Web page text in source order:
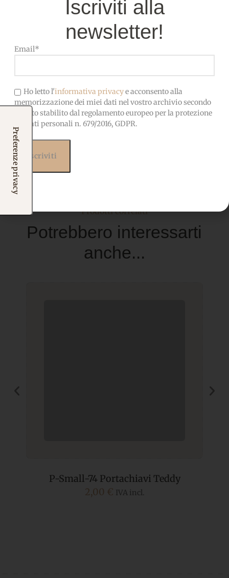
COMPOSIZIONE 100% Poliestere
OEKO-TEX-Privo di sostanze
bambini
Prodotti correlati
Potrebbero interessarti
anche...
P-Small-74 Portachiavi Teddy
2,00 € IVA incl.
Iscriviti alla
newsletter!
Email*
Ho letto l'informativa privacye acconsento alla
memorizzazione dei miei dati nel vostro archivio secondo
quanto stabilito dal regolamento europeo per la protezione
dei dati personali n. 679/2016, GDPR.